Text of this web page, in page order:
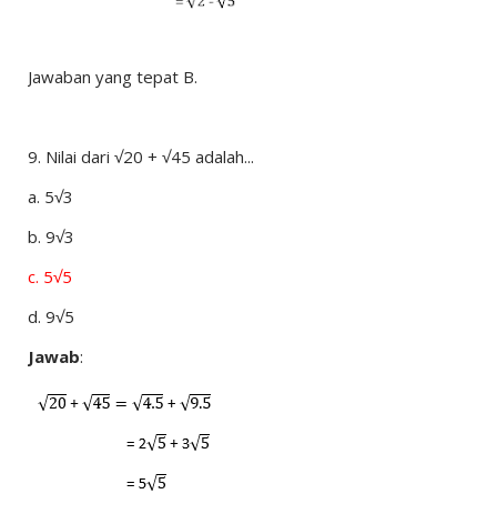
Jawaban yang tepat B.
9. Nilai dari √20 + √45 adalah...
a. 5√3
b. 9√3
c. 5√5
d. 9√5
Jawab: